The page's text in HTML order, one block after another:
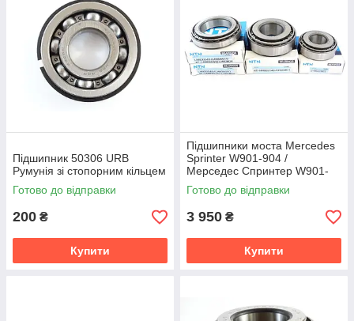
Підшипник 50306 URB
Румунія зі стопорним кільцем
Готово до відправки
200 ₴
Купити
Підшипники моста Mercedes
Sprinter W901-904 /
Мерседес Спринтер W901-
904 від NTN (Японія)
Готово до відправки
3 950 ₴
Купити